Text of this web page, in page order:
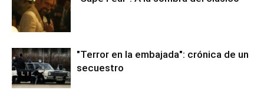
"Terror en la embajada": crónica de un
secuestro